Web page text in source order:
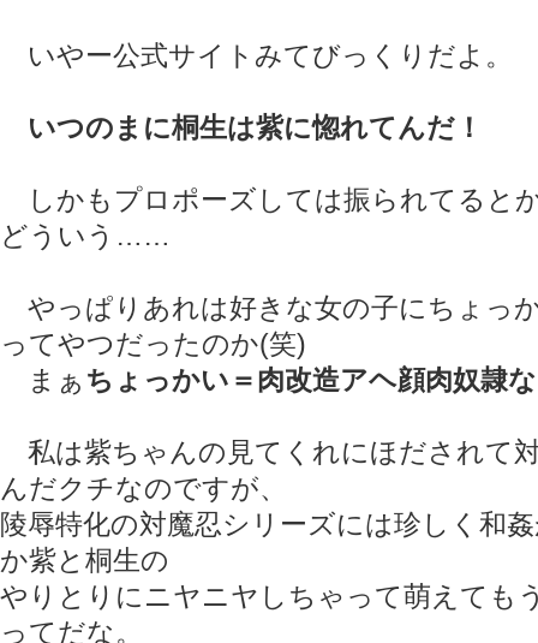
いやー公式サイトみてびっくりだよ。
いつのまに桐生は紫に惚れてんだ！
しかもプロポーズしては振られてる
どういう……
やっぱりあれは好きな女の子にちょっ
ってやつだったのか(笑)
まぁ ちょっかい＝肉改造アヘ顔肉奴隷
私は紫ちゃんの見てくれにほだされて
んだクチなのですが、
陵辱特化の対魔忍シリーズには珍しく和
か紫と桐生の
やりとりにニヤニヤしちゃって萌えても
ってだな。